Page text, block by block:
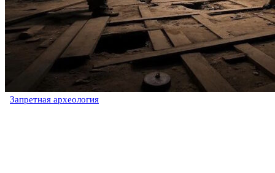
Запретная археология